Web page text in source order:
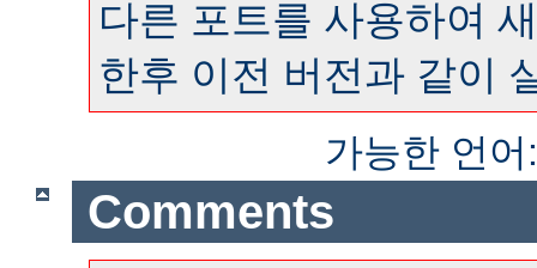
다른 포트를 사용하여
한후 이전 버전과 같이
가능한 언
Comments